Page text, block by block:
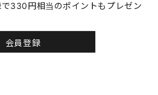
330円相当のポイントもプレゼン
会員登録